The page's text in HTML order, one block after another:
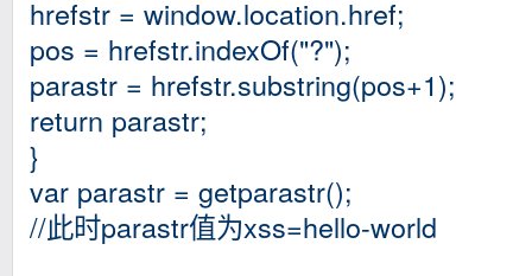
hrefstr = window.location.href;
pos = hrefstr.indexOf("?");
parastr = hrefstr.substring(pos+1);
return parastr;
}
var parastr = getparastr();
//此时parastr值为xss=hello-world